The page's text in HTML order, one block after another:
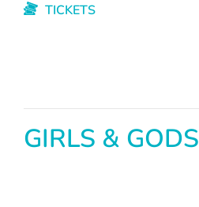
TICKETS
GIRLS & GODS